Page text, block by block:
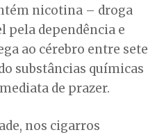
nicotina – droga
pela dependência e
ao cérebro entre sete
substâncias químicas
de prazer.
nos cigarros